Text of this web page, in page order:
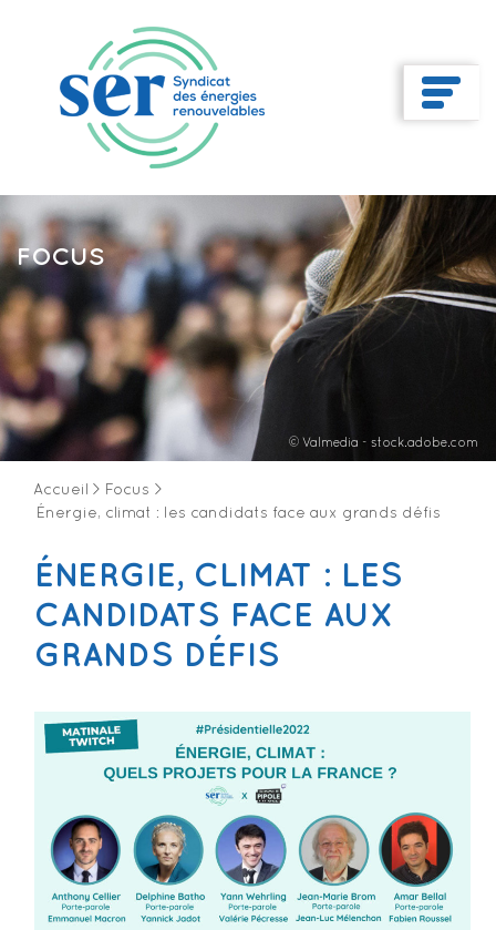
FOCUS
© Valmedia - stock.adobe.com
Accueil > Focus >
Énergie, climat : les candidats face aux grands défis
ÉNERGIE, CLIMAT : LES
CANDIDATS FACE AUX
GRANDS DÉFIS